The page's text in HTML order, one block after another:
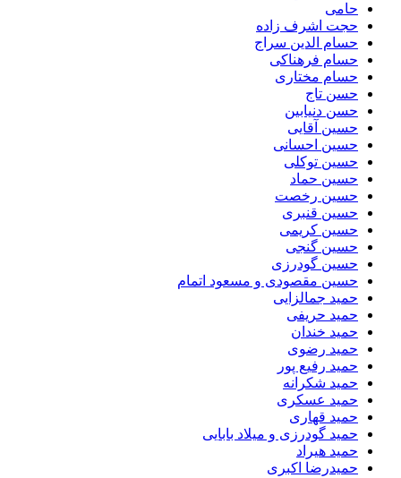
حامی
حجت اشرف زاده
حسام الدین سراج
حسام فرهناکی
حسام مختاری
حسن تاج
حسن دنیابین
حسین آقایی
حسین احسانی
حسین توکلی
حسین حماد
حسین رخصت
حسین قنبری
حسین کریمی
حسین گنجی
حسین گودرزی
حسین مقصودی و مسعود اتمام
حمید جمالزایی
حمید حریفی
حمید خندان
حمید رضوی
حمید رفیع پور
حمید شکرانه
حمید عسکری
حمید قهاری
حمید گودرزی و میلاد بابایی
حمید هیراد
حمیدرضا اکبری